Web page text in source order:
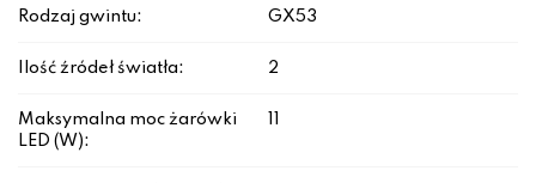
Rodzaj gwintu: GX53
Ilość źródeł światła: 2
Maksymalna moc żarówki
LED (W):